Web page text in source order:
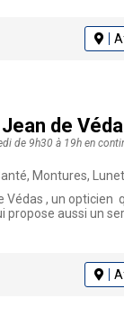
de
de 9h30 à 19h en
Lunettes, Click &
Védas , un opticien
propose aussi un